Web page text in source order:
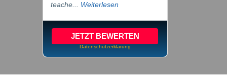
teache... Weiterlesen
JETZT BEWERTEN
Datenschutzerklärung